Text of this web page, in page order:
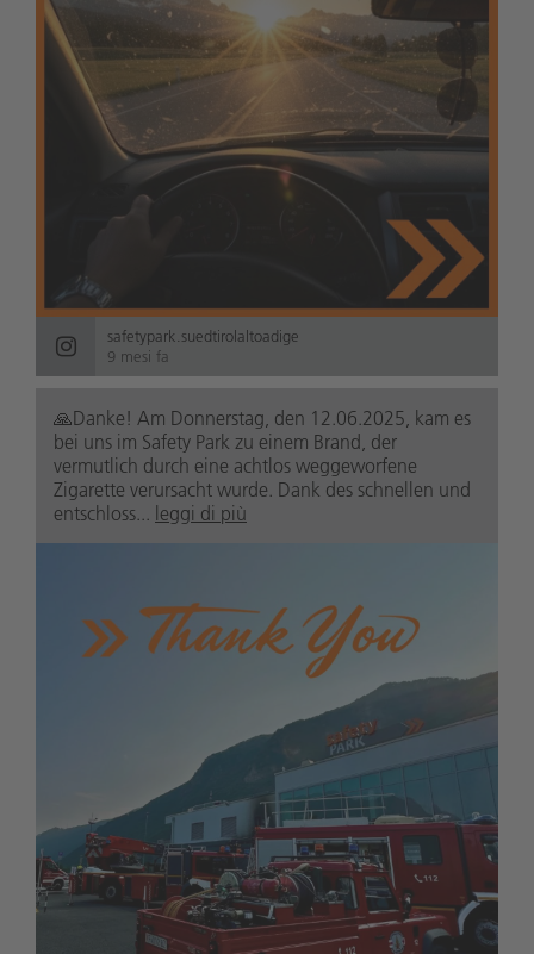
safetypark.suedtirolaltoadige
9 mesi fa
🙏Danke! Am Donnerstag, den 12.06.2025, kam es
bei uns im Safety Park zu einem Brand, der
vermutlich durch eine achtlos weggeworfene
Zigarette verursacht wurde. Dank des schnellen und
entschloss... leggi di più